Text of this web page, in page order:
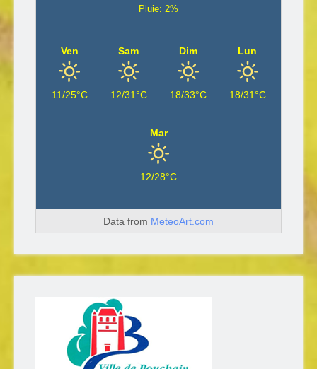
Pluie: 2%
Ven
11/25°C
Sam
12/31°C
Dim
18/33°C
Lun
18/31°C
Mar
12/28°C
Data from MeteoArt.com